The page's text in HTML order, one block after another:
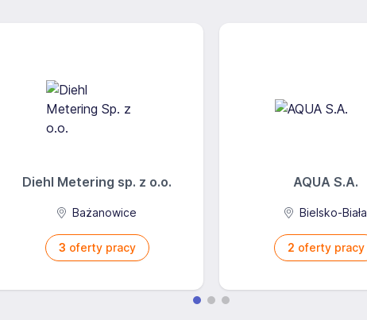
Diehl Metering sp. z o.o.
Bażanowice
3 oferty pracy
AQUA S.A.
Bielsko-Biała
2 oferty pracy